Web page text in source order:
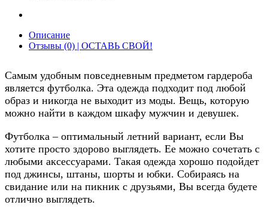
Описание
Отзывы (0) | ОСТАВЬ СВОЙ!
Самым удобным повседневным предметом гардероба
является футболка. Эта одежда подходит под любой
образ и никогда не выходит из моды. Вещь, которую
можно найти в каждом шкафу мужчин и девушек.
Футболка – оптимальный летний вариант, если Вы
хотите просто здорово выглядеть. Ее можно сочетать с
любыми аксессуарами. Такая одежда хорошо подойдет
под джинсы, штаны, шорты и юбки. Собираясь на
свидание или на пикник с друзьями, Вы всегда будете
отлично выглядеть.